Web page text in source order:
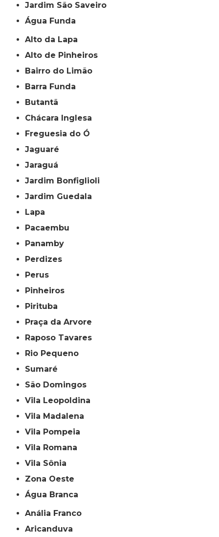
jardim São Saveiro
Água Funda
Alto da Lapa
Alto de Pinheiros
Bairro do Limão
Barra Funda
Butantã
Chácara Inglesa
Freguesia do Ó
Jaguaré
Jaraguá
Jardim Bonfiglioli
Jardim Guedala
Lapa
Pacaembu
Panamby
Perdizes
Perus
Pinheiros
Pirituba
Praça da Arvore
Raposo Tavares
Rio Pequeno
Sumaré
São Domingos
Vila Leopoldina
Vila Madalena
Vila Pompeia
Vila Romana
Vila Sônia
Zona Oeste
Água Branca
Anália Franco
Aricanduva